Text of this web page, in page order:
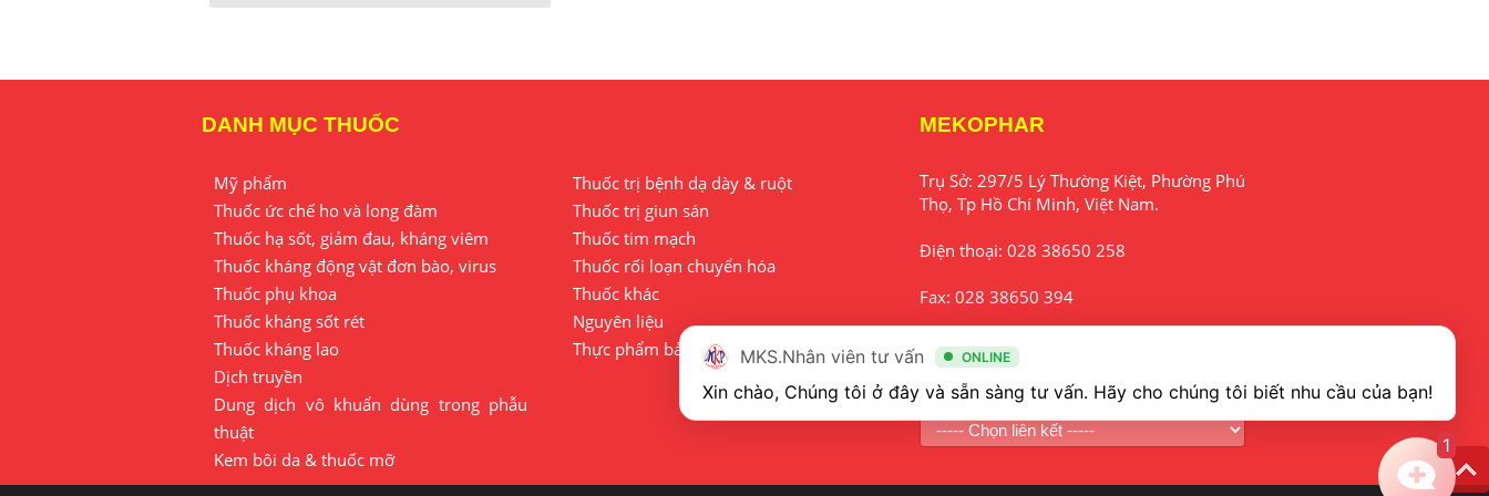
DANH MỤC THUỐC
Mỹ phẩm
Thuốc ức chế ho và long đàm
Thuốc hạ sốt, giảm đau, kháng viêm
Thuốc kháng động vật đơn bào, virus
Thuốc phụ khoa
Thuốc kháng sốt rét
Thuốc kháng lao
Dịch truyền
Dung dịch vô khuẩn dùng trong phẫu
thuật
Kem bôi da & thuốc mỡ
Thuốc trị bệnh dạ dày & ruột
Thuốc trị giun sán
Thuốc tim mạch
Thuốc rối loạn chuyển hóa
Thuốc khác
Nguyên liệu
Thực phẩm bảo vệ sức khỏe
MEKOPHAR
Trụ Sở: 297/5 Lý Thường Kiệt, Phường Phú
Thọ, Tp Hồ Chí Minh, Việt Nam.
Điện thoại: 028 38650 258
Fax: 028 38650 394
Email:info@mekophar.com
Liên kết website
MKS.Nhân viên tư vấn ONLINE
1